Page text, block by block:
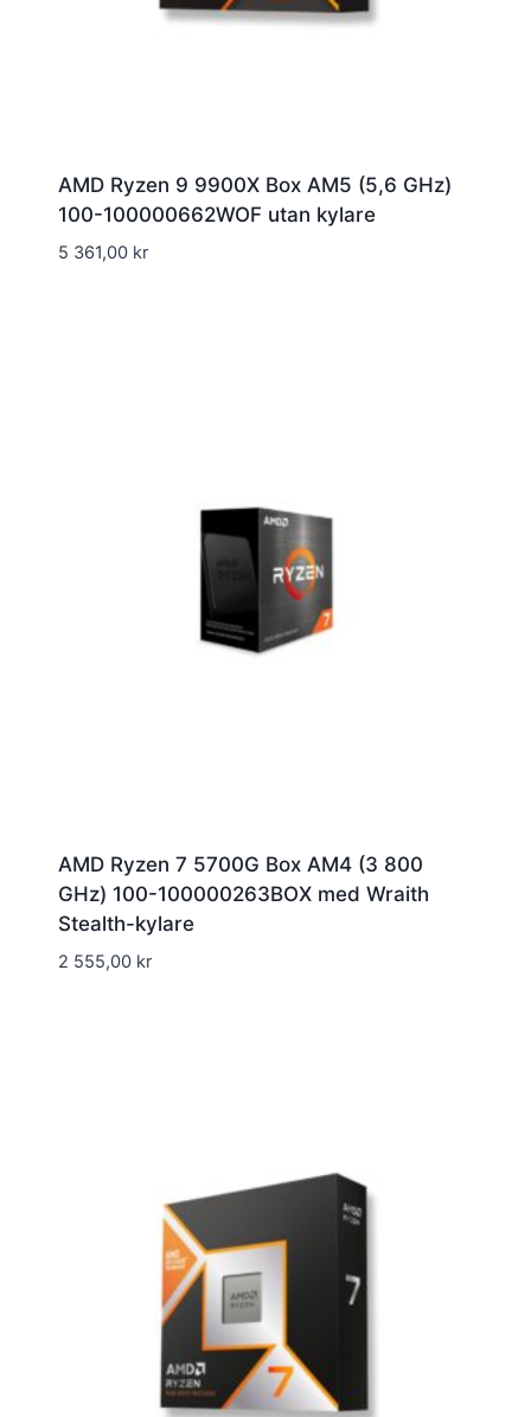
AMD Ryzen 9 9900X Box AM5 (5,6 GHz)
100-100000662WOF utan kylare
5 361,00 kr
AMD Ryzen 7 5700G Box AM4 (3 800
GHz) 100-100000263BOX med Wraith
Stealth-kylare
2 555,00 kr